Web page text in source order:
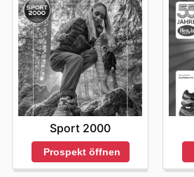
Sport 2000
Prospekt öffnen